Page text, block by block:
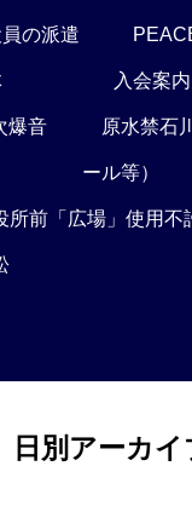
の派遣
入会案内
爆音 原水禁石
ール等）
所前「広場」使用不
日別アーカ